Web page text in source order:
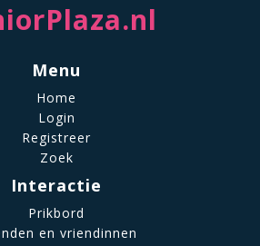
Menu
Home
Login
Registreer
Zoek
Interactie
Prikbord
en vriendinnen